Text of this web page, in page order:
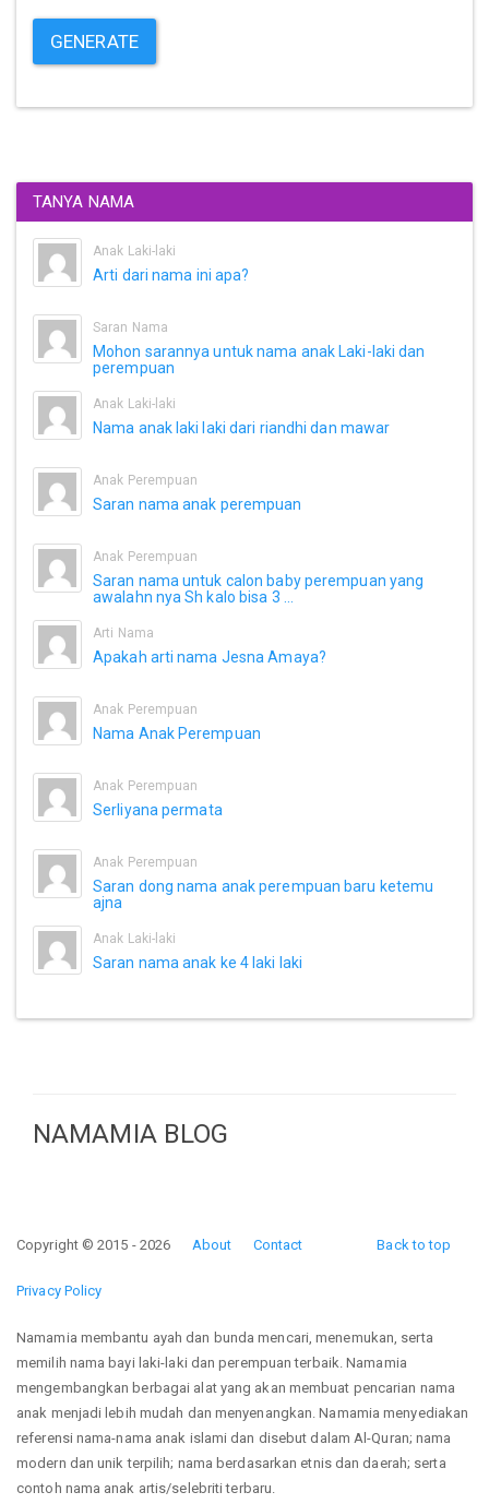
GENERATE
TANYA NAMA
Anak Laki-laki
Arti dari nama ini apa?
Saran Nama
Mohon sarannya untuk nama anak Laki-laki dan
perempuan
Anak Laki-laki
Nama anak laki laki dari riandhi dan mawar
Anak Perempuan
Saran nama anak perempuan
Anak Perempuan
Saran nama untuk calon baby perempuan yang
awalahn nya Sh kalo bisa 3 ...
Arti Nama
Apakah arti nama Jesna Amaya?
Anak Perempuan
Nama Anak Perempuan
Anak Perempuan
Serliyana permata
Anak Perempuan
Saran dong nama anak perempuan baru ketemu
ajna
Anak Laki-laki
Saran nama anak ke 4 laki laki
NAMAMIA BLOG
Back to top
Copyright © 2015 - 2026 About Contact
Privacy Policy
Namamia membantu ayah dan bunda mencari, menemukan, serta
memilih nama bayi laki-laki dan perempuan terbaik. Namamia
mengembangkan berbagai alat yang akan membuat pencarian nama
anak menjadi lebih mudah dan menyenangkan. Namamia menyediakan
referensi nama-nama anak islami dan disebut dalam Al-Quran; nama
modern dan unik terpilih; nama berdasarkan etnis dan daerah; serta
contoh nama anak artis/selebriti terbaru.